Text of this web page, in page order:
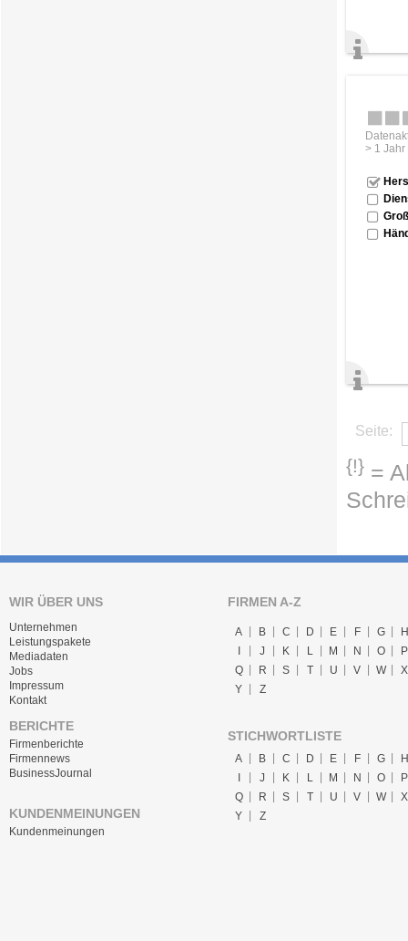
> 1 Jahr
Seite:
{!} =
WIR ÜBER UNS
Unternehmen
Leistungspakete
Mediadaten
Jobs
Impressum
Kontakt
BERICHTE
Firmenberichte
Firmennews
BusinessJournal
KUNDENMEINUNGEN
Kundenmeinungen
FIRMEN A-Z
A B C D E F G
H
J K L M N O
P
Q
R S T U V W
X
Y
Z
STICHWORTLISTE
A B C D E F G
H
I
J K L M N O
P
Q
R S T U V W
X
Y
Z